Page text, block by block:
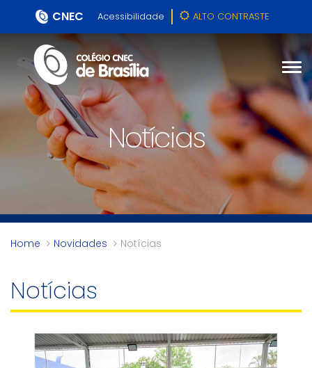
CNEC Acessibilidade ALTO CONTRASTE
Notícias
Home Novidades Notícias
Notícias